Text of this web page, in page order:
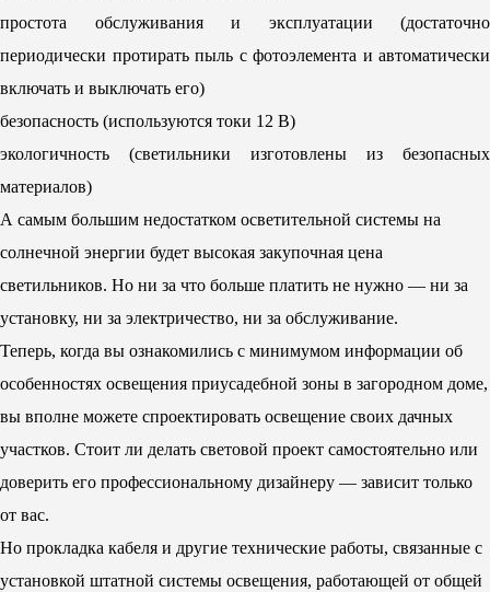
простота обслуживания и эксплуатации (достаточно
периодически протирать пыль с фотоэлемента и автоматически
включать и выключать его)
безопасность (используются токи 12 В)
экологичность (светильники изготовлены из безопасных
материалов)
А самым большим недостатком осветительной системы на
солнечной энергии будет высокая закупочная цена
светильников. Но ни за что больше платить не нужно — ни за
установку, ни за электричество, ни за обслуживание.
Теперь, когда вы ознакомились с минимумом информации об
особенностях освещения приусадебной зоны в загородном доме,
вы вполне можете спроектировать освещение своих дачных
участков. Стоит ли делать световой проект самостоятельно или
доверить его профессиональному дизайнеру — зависит только
от вас.
Но прокладка кабеля и другие технические работы, связанные с
установкой штатной системы освещения, работающей от общей